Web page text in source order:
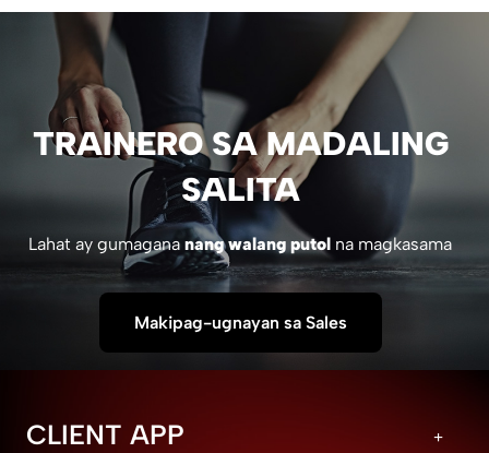
TRAINERO SA MADALING
SALITA
Lahat ay gumagana nang walang putol na magkasama
Makipag-ugnayan sa Sales
CLIENT APP